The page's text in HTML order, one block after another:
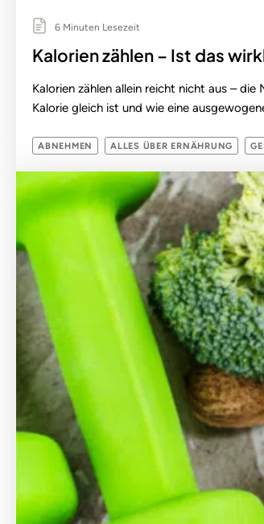
6 Minuten Lesezeit
Kalorien zählen – Ist das
Kalorien zählen allein reicht nicht aus –
Kalorie gleich ist und wie eine
ABNEHMEN ALLES ÜBER ERNÄHRUNG